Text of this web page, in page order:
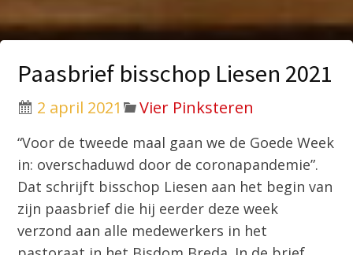
Paasbrief bisschop Liesen 2021
2 april 2021 Vier Pinksteren
“Voor de tweede maal gaan we de Goede Week
in: overschaduwd door de coronapandemie”.
Dat schrijft bisschop Liesen aan het begin van
zijn paasbrief die hij eerder deze week
verzond aan alle medewerkers in het